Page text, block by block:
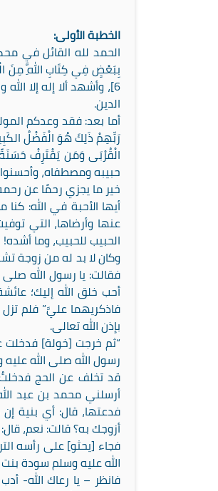
الخطبة الأولى:
الحمد لله القائل في
بِبَعْضٍ فِي كِتَابِ اللَّهِ مِنَ
6]، وأشهد ألا إله إلا
الدين.
أما بعد: فقد وعدكم
رَبِّهِمْ ذَلِكَ هُوَ الْفَضْلُ
حبيبه ومصطفاه،
خير ما يجزي رحمًا عن
أيها الأحبة في الله:
عنها وأرضاها، التي
الحبيب للحبيب، وما أشده!
وكان لا بد له من زوجة
فقالت: يا رسول الله صلى
أحب خلق الله إليك؛
فاذكريهما عليَّ” فلم
بإذن الله تعالى.
“ثم خرجت [خولة] فدخلت
رسول الله صلى الله
قد تخلف عن الحج
أرسلني محمد بن عبد
فدعتها، قال: أي بنية
أزوجك به؟ قالت: نعم،
فجاء [يحثو] على رأسه
الله عليه وسلم سودة
فانظر – يا رعاك الله-